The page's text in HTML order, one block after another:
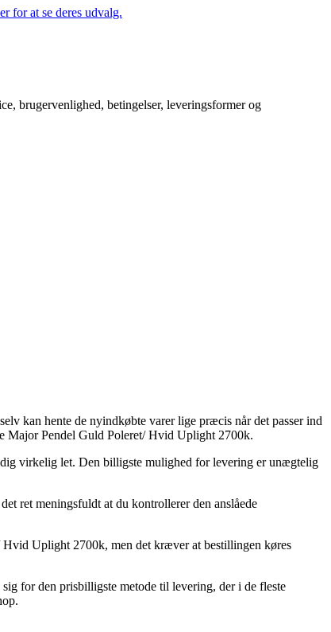
for at se deres udvalg.
brugervenlighed, betingelser, leveringsformer og
kan hente de nyindkøbte varer lige præcis når det passer ind
Major Pendel Guld Poleret/ Hvid Uplight 2700k.
virkelig let. Den billigste mulighed for levering er unægtelig
ret meningsfuldt at du kontrollerer den anslåede
Hvid Uplight 2700k, men det kræver at bestillingen køres
for den prisbilligste metode til levering, der i de fleste